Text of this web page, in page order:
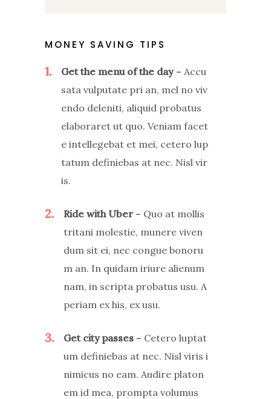
MONEY SAVING TIPS
1 Get the menu of the day
Accu
sata vulputate pri an, mel no viv
endo deleniti, aliquid probatus
elaboraret ut quo. Veniam facet
e intellegebat et mei, cetero lup
tatum definiebas at nec. Nisl vir
is.
2 Ride with Uber
Quo at mollis
tritani molestie, munere viven
dum sit ei, nec congue bonoru
m an. In quidam iriure alienum
nam, in scripta probatus usu. A
periam ex his, ex usu.
3 Get city passes
Cetero luptat
um definiebas at nec. Nisl viris i
nimicus no eam. Audire platon
em id mea, prompta volumus